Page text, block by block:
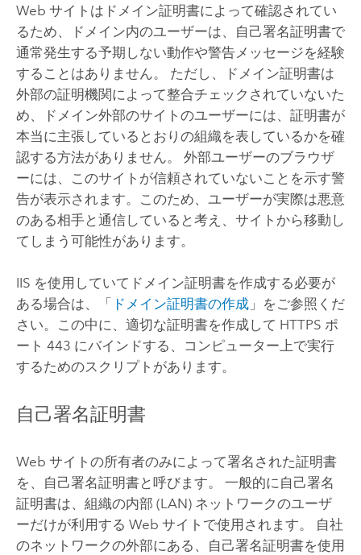
Web サイトはドメイン証明書によって確認されてい
るため、ドメイン内のユーザーは、自己署名証明書で
通常発生する予期しない動作や警告メッセージを経験
することはありません。 ただし、ドメイン証明書は
外部の証明機関によって整合チェックされていないた
め、ドメイン外部のサイトのユーザーには、証明書が
本当に主張しているとおりの組織を表しているかを確
認する方法がありません。 外部ユーザーのブラウザ
ーには、このサイトが信頼されていないことを示す警
告が表示されます。このため、ユーザーが実際は悪意
のある相手と通信していると考え、サイトから移動し
てしまう可能性があります。
IIS を使用していてドメイン証明書を作成する必要が
ある場合は、「 ドメイン証明書の作成」をご参照くだ
さい。この中に、適切な証明書を作成して HTTPS ポ
ート 443 にバインドする、コンピューター上で実行
するためのスクリプトがあります。
自己署名証明書
Web サイトの所有者のみによって署名された証明書
を、自己署名証明書と呼びます。 一般的に自己署名
証明書は、組織の内部 (LAN) ネットワークのユーザ
ーだけが利用する Web サイトで使用されます。 自社
のネットワークの外部にある、自己署名証明書を使用